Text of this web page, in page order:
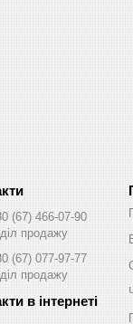
(67) 466-07-90
продажу
(67) 077-97-77
продажу